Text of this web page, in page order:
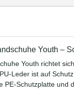
Youth –
Youth richtet
ist auf
PE‑Schutzplatte